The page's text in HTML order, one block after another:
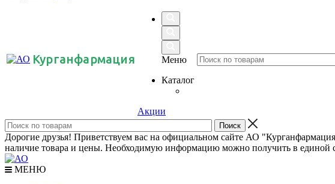
Курганфармация
Меню
Каталог
Акции
Дорогие друзья! Приветствуем вас на официальном сайте АО
наличие товара и цены. Необходимую информацию можно получить в единой
МЕНЮ